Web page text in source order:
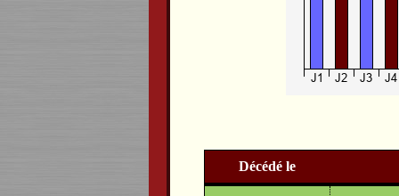
Décédé le